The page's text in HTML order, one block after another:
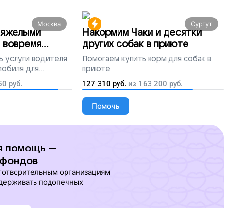
Москва
вовремя
услуги водителя
для
людей
руб.
Сургут
Накормим Чаки и десятки
других собак в приюте
Помогаем купить корм для собак в
приюте
127 310 руб. из 163 200 руб.
Помочь
помощь —
организациям
подопечных